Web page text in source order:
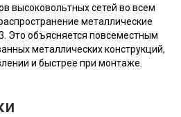
высоковольтных сетей во всем
металлические
Это объясняется повсеместным
металлических конструкций,
и быстрее при монтаже.